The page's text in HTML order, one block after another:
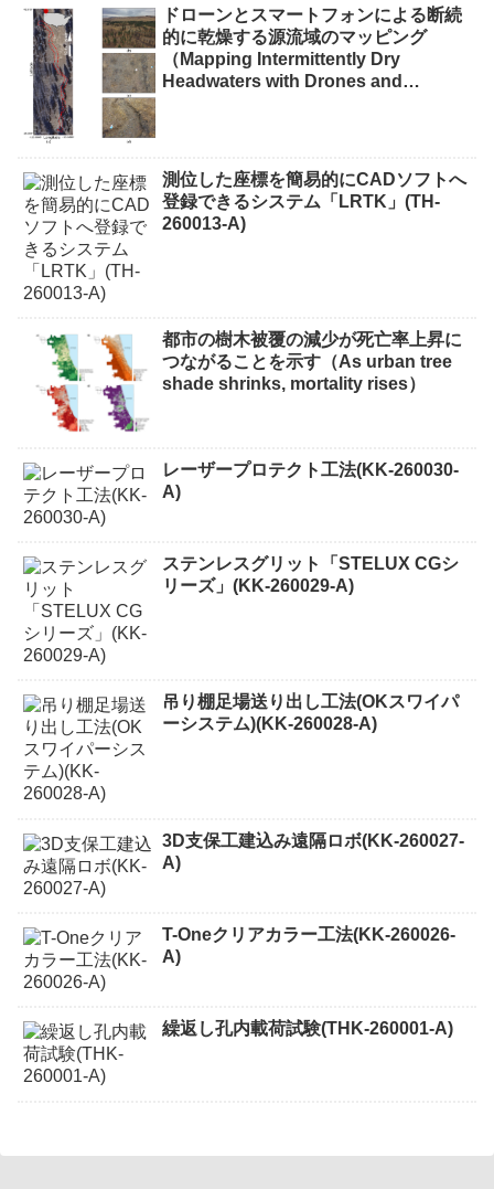
ドローンとスマートフォンによる断続
的に乾燥する源流域のマッピング
（Mapping Intermittently Dry
Headwaters with Drones and
測位した座標を簡易的にCADソフトへ
登録できるシステム「LRTK」(TH-
260013-A)
都市の樹木被覆の減少が死亡率上昇に
つながることを示す（As urban tree
shade shrinks, mortality rises）
レーザープロテクト⼯法(KK-260030-
A)
ステンレスグリット「STELUX CGシ
リーズ」(KK-260029-A)
吊り棚足場送り出し工法(OKスワイパ
ーシステム)(KK-260028-A)
3D支保工建込み遠隔ロボ(KK-260027-
A)
T-Oneクリアカラー工法(KK-260026-
A)
繰返し孔内載荷試験(THK-260001-A)